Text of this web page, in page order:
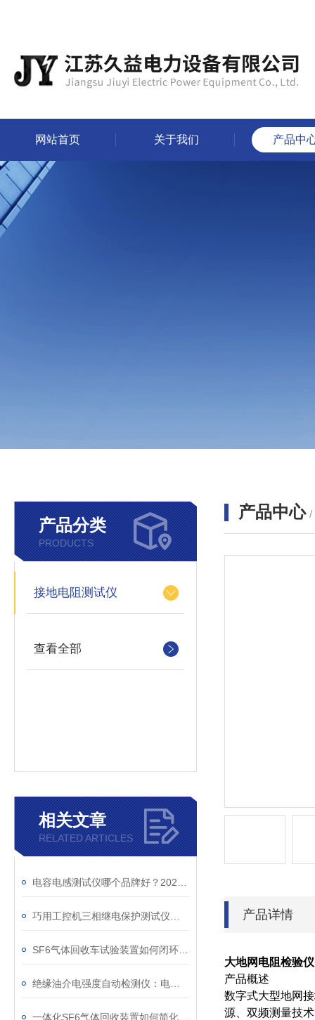
网站首页 关于我们 产品中
产品分类
PRODUCTS
接地电阻测试仪
查看全部
相关文章
RELATED ARTICLES
产品中心 /
产品详情
大地网电阻检验
产品概述
数字式大型地网
源、双频测量技